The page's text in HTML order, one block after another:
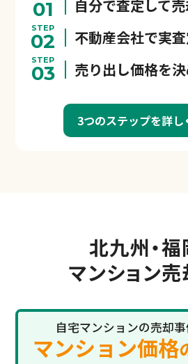
01 自分で査定して
STEP
02 不動産会社で実
STEP
03 売り出し価格を
3つのステップを詳し
北九州・
マンション
自宅マンションの売却事
マンション価格